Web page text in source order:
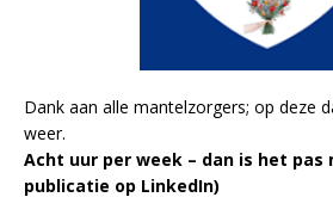
Dank aan alle mantelzorgers; op deze
weer.
Acht uur per week – dan is het
publicatie op LinkedIn)